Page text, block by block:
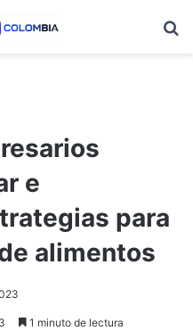
e
para
alimentos
1 minuto de lectura